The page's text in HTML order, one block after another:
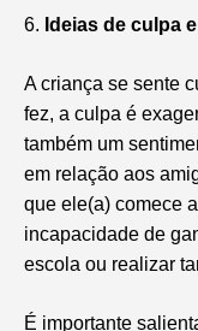
6. Ideias de culpa
A criança se sente
fez, a culpa é
também um
em relação aos
que ele(a) comece
incapacidade de
escola ou realizar
É importante